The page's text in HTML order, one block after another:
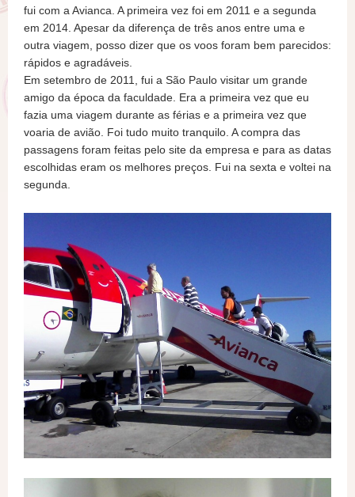
fui com a Avianca. A primeira vez foi em 2011 e a segunda
em 2014. Apesar da diferença de três anos entre uma e
outra viagem, posso dizer que os voos foram bem parecidos:
rápidos e agradáveis.
Em setembro de 2011, fui a São Paulo visitar um grande
amigo da época da faculdade. Era a primeira vez que eu
fazia uma viagem durante as férias e a primeira vez que
voaria de avião. Foi tudo muito tranquilo. A compra das
passagens foram feitas pelo site da empresa e para as datas
escolhidas eram os melhores preços. Fui na sexta e voltei na
segunda.